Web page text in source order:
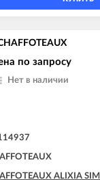
INOA
PIGMA
PIGMA
PIGMA
по запросу
Нет в наличии
ALIXIA